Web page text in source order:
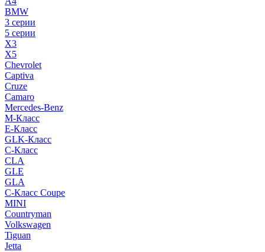
BMW
3 серии
5 серии
X3
X5
Chevrolet
Captiva
Cruze
Camaro
Mercedes-Benz
M-Класс
E-Класс
GLK-Класс
C-Класс
CLA
GLE
GLA
C-Класс Coupe
MINI
Countryman
Volkswagen
Tiguan
Jetta